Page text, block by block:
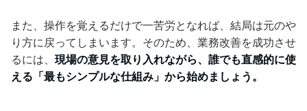
また、操作を覚えるだけで一苦労となれば、結局は元のや
り方に戻ってしまいます。そのため、業務改善を成功させ
るには、 現場の意見を取り入れながら、誰でも直感的に使
える「最もシンプルな仕組み」から始めましょう。